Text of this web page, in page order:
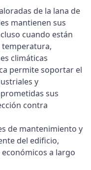
de la lana de
mantienen sus
cuando están
temperatura,
climáticas
permite soportar el
y
sus
contra
de mantenimiento y
del edificio,
a largo